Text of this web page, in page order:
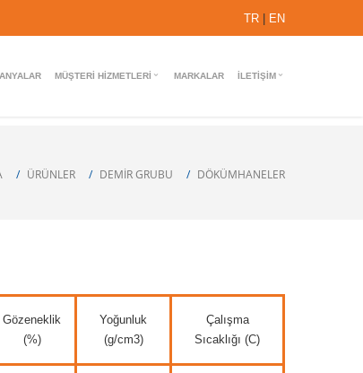
TR EN
MÜŞTERI HIZMETLERI MARKALAR İLETIŞIM
ÜRÜNLER DEMİR GRUBU DÖKÜMHANELER
Gözeneklik
(%)
Yoğunluk
(g/cm3)
Çalışma
Sıcaklığı (C)